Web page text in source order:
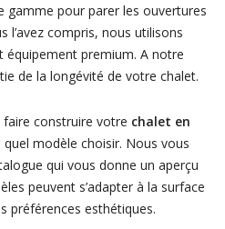
gamme pour parer les ouvertures
l’avez compris, nous utilisons
premium. A notre
de la longévité de votre chalet.
construire votre chalet en
modèle choisir. Nous vous
qui vous donne un aperçu
peuvent s’adapter à la surface
préférences esthétiques.